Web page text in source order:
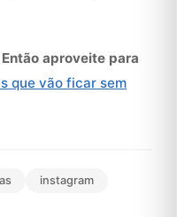
aproveite para
que vão ficar sem
instagram